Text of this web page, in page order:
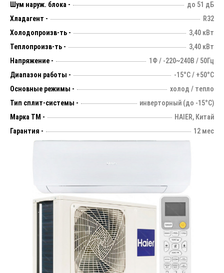
Шум наруж. блока -
до 51 дБ
Хладагент -
R32
Холодопроизв-ть -
3,40 кВт
Теплопроизв-ть -
3,40 кВт
Напряжение -
1Ф / -220~240В / 50Гц
Диапазон работы -
-15°С / +50°С
Основные режимы -
холод / тепло
Тип сплит-системы -
инверторный (до -15°С)
Марка ТМ -
HAIER, Китай
Гарантия -
12 мес